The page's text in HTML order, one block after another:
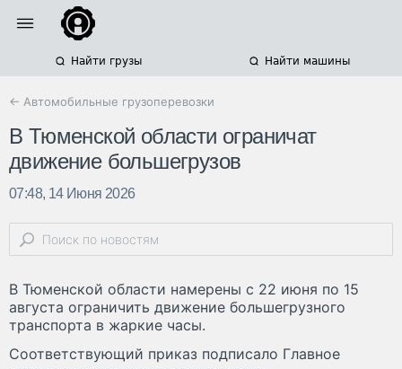
Найти грузы Найти машины
← Автомобильные грузоперевозки
В Тюменской области ограничат
движение большегрузов
07:48, 14 Июня 2026
В Тюменской области намерены с 22 июня по 15
августа ограничить движение большегрузного
транспорта в жаркие часы.
Соответствующий приказ подписало Главное